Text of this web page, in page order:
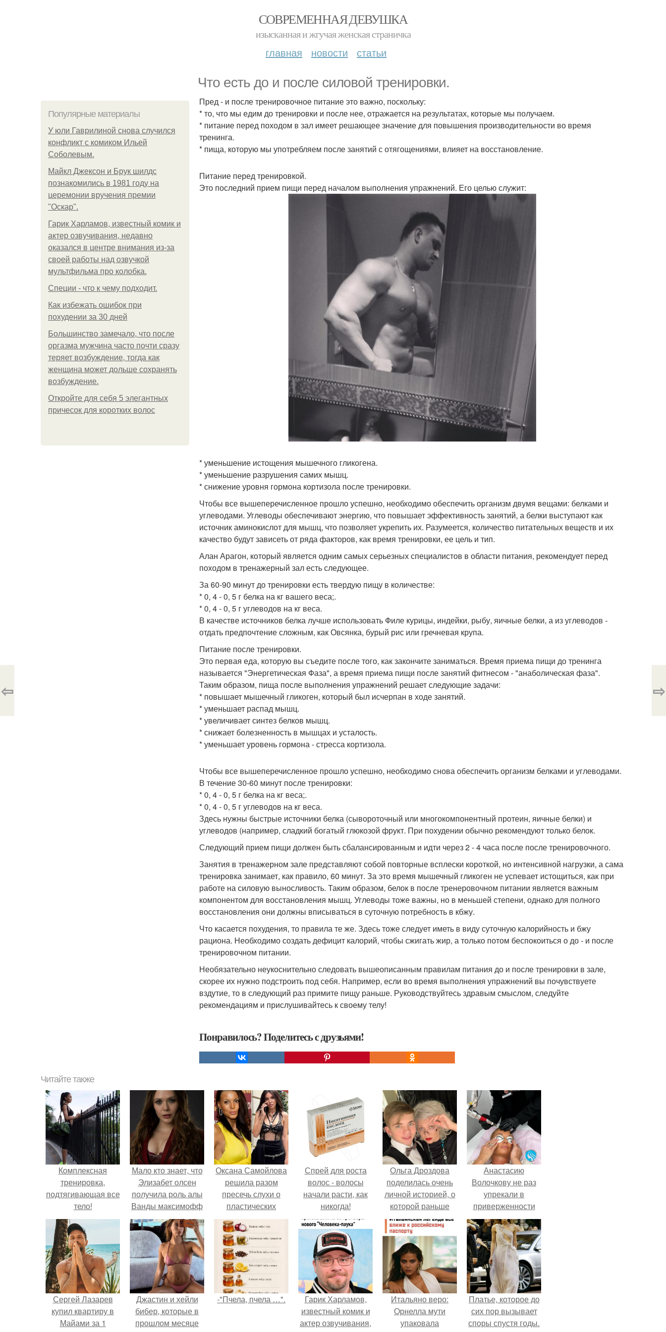
СОВРЕМЕННАЯ ДЕВУШКА
изысканная и жгучая женская страничка
главная новости статьи
Что есть до и после силовой тренировки.
Популярные материалы
У юли Гаврилиной снова случился
конфликт с комиком Ильей
Соболевым.
Майкл Джексон и Брук шилдс
познакомились в 1981 году на
церемонии вручения премии
"Оскар".
Гарик Харламов, известный комик и
актер озвучивания, недавно
оказался в центре внимания из-за
своей работы над озвучкой
мультфильма про колобка.
Специи - что к чему подходит.
Как избежать ошибок при
похудении за 30 дней
Большинство замечало, что после
оргазма мужчина часто почти сразу
теряет возбуждение, тогда как
женщина может дольше сохранять
возбуждение.
Откройте для себя 5 элегантных
причесок для коротких волос
Пред - и после тренировочное питание это важно, поскольку:
* то, что мы едим до тренировки и после нее, отражается на результатах, которые мы получаем.
* питание перед походом в зал имеет решающее значение для повышения производительности во время
тренинга.
* пища, которую мы употребляем после занятий с отягощениями, влияет на восстановление.
Питание перед тренировкой.
Это последний прием пищи перед началом выполнения упражнений. Его целью служит:
* уменьшение истощения мышечного гликогена.
* уменьшение разрушения самих мышц.
* снижение уровня гормона кортизола после тренировки.
Чтобы все вышеперечисленное прошло успешно, необходимо обеспечить организм двумя вещами: белками и
углеводами. Углеводы обеспечивают энергию, что повышает эффективность занятий, а белки выступают как
источник аминокислот для мышц, что позволяет укрепить их. Разумеется, количество питательных веществ и их
качество будут зависеть от ряда факторов, как время тренировки, ее цель и тип.
Алан Арагон, который является одним самых серьезных специалистов в области питания, рекомендует перед
походом в тренажерный зал есть следующее.
За 60-90 минут до тренировки есть твердую пищу в количестве:
* 0, 4 - 0, 5 г белка на кг вашего веса;.
* 0, 4 - 0, 5 г углеводов на кг веса.
В качестве источников белка лучше использовать Филе курицы, индейки, рыбу, яичные белки, а из углеводов -
отдать предпочтение сложным, как Овсянка, бурый рис или гречневая крупа.
Питание после тренировки.
Это первая еда, которую вы съедите после того, как закончите заниматься. Время приема пищи до тренинга
называется "Энергетическая Фаза", а время приема пищи после занятий фитнесом - "анаболическая фаза".
Таким образом, пища после выполнения упражнений решает следующие задачи:
* повышает мышечный гликоген, который был исчерпан в ходе занятий.
* уменьшает распад мышц.
* увеличивает синтез белков мышц.
* снижает болезненность в мышцах и усталость.
* уменьшает уровень гормона - стресса кортизола.
Чтобы все вышеперечисленное прошло успешно, необходимо снова обеспечить организм белками и углеводами.
В течение 30-60 минут после тренировки:
* 0, 4 - 0, 5 г белка на кг веса;.
* 0, 4 - 0, 5 г углеводов на кг веса.
Здесь нужны быстрые источники белка (сывороточный или многокомпонентный протеин, яичные белки) и
углеводов (например, сладкий богатый глюкозой фрукт. При похудении обычно рекомендуют только белок.
Следующий прием пищи должен быть сбалансированным и идти через 2 - 4 часа после после тренировочного.
Занятия в тренажерном зале представляют собой повторные всплески короткой, но интенсивной нагрузки, а сама
тренировка занимает, как правило, 60 минут. За это время мышечный гликоген не успевает истощиться, как при
работе на силовую выносливость. Таким образом, белок в после тренеровочном питании является важным
компонентом для восстановления мышц. Углеводы тоже важны, но в меньшей степени, однако для полного
восстановления они должны вписываться в суточную потребность в кбжу.
Что касается похудения, то правила те же. Здесь тоже следует иметь в виду суточную калорийность и бжу
рациона. Необходимо создать дефицит калорий, чтобы сжигать жир, а только потом беспокоиться о до - и после
тренировочном питании.
Необязательно неукоснительно следовать вышеописанным правилам питания до и после тренировки в зале,
скорее их нужно подстроить под себя. Например, если во время выполнения упражнений вы почувствуете
вздутие, то в следующий раз примите пищу раньше. Руководствуйтесь здравым смыслом, следуйте
рекомендациям и прислушивайтесь к своему телу!
Понравилось? Поделитесь с друзьями!
⇦ ⇨
Читайте также
Комплексная
тренировка,
подтягивающая все
тело!
Мало кто знает, что
Элизабет олсен
получила роль алы
Ванды максимофф
не сразу.
Оксана Самойлова
решила разом
пресечь слухи о
пластических
операциях и
публично
прояснила
ситуацию.
Спрей для роста
волос - волосы
начали расти, как
никогда!
Ольга Дроздова
поделилась очень
личной историей, о
которой раньше
почти не говорила.
Анастасию
Волочкову не раз
упрекали в
приверженности
устаревшим бьюти -
процедурам.
Сергей Лазарев
купил квартиру в
Майами за 1
Джастин и хейли
бибер, которые в
прошлом месяце
-"Пчела, пчела …".
Гарик Харламов,
известный комик и
актер озвучивания,
Итальяно веро:
Орнелла мути
упаковала
Платье, которое до
сих пор вызывает
споры спустя годы.